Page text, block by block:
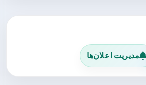
مدیریت اعلان‌ها